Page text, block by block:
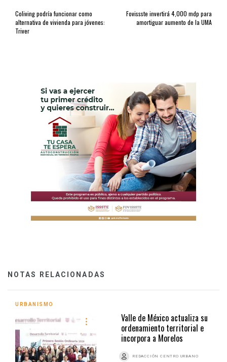
Coliving podría funcionar como
alternativa de vivienda para jóvenes:
Triver
Fovissste invertirá 4,000 mdp para
amortiguar aumento de la UMA
NOTAS RELACIONADAS
URBANISMO
Valle de México actualiza su
ordenamiento territorial e
incorpora a Morelos
REDACCIÓN CENTRO URBANO